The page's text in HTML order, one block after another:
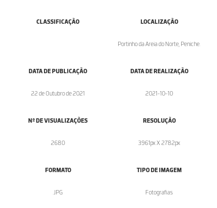
CLASSIFICAÇÃO LOCALIZAÇÃO
Portinho da Areia do Norte, Peniche.
DATA DE PUBLICAÇÃO
22 de Outubro de 2021
DATA DE REALIZAÇÃO
2021-10-10
Nº DE VISUALIZAÇÕES
2680
RESOLUÇÃO
3961px X 2782px
FORMATO
.JPG
TIPO DE IMAGEM
Fotografias